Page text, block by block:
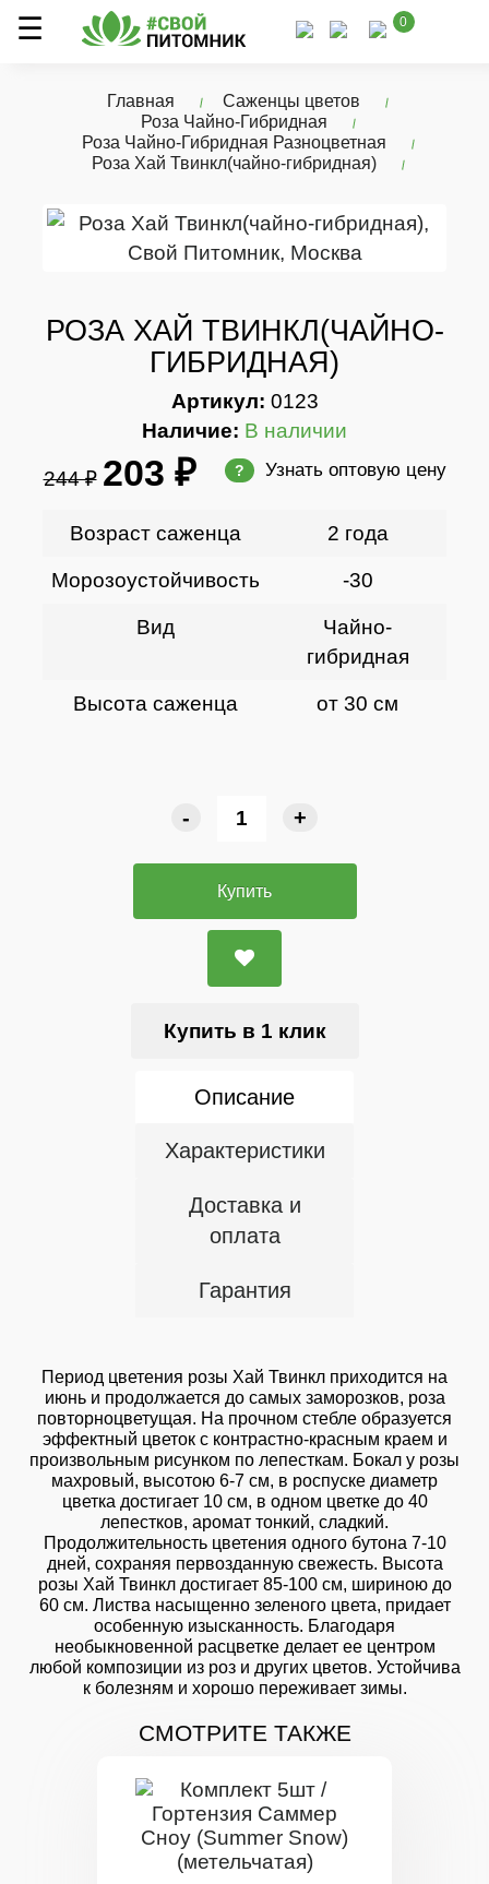
0
Главная
Саженцы цветов
Роза Чайно-Гибридная
Роза Чайно-Гибридная Разноцветная
Роза Хай Твинкл(чайно-гибридная)
РОЗА ХАЙ ТВИНКЛ(ЧАЙНО-
ГИБРИДНАЯ)
Артикул: 0123
Наличие: В наличии
244 ₽ 203 ₽ ? Узнать оптовую цену
Возраст саженца 2 года
Морозоустойчивость -30
Вид
Чайно-
гибридная
Высота саженца от 30 см
- +
Купить
Купить в 1 клик
Описание
Характеристики
Доставка и
оплата
Гарантия
Период цветения розы Хай Твинкл приходится на
июнь и продолжается до самых заморозков, роза
повторноцветущая. На прочном стебле образуется
эффектный цветок с контрастно-красным краем и
произвольным рисунком по лепесткам. Бокал у розы
махровый, высотою 6-7 см, в роспуске диаметр
цветка достигает 10 см, в одном цветке до 40
лепестков, аромат тонкий, сладкий.
Продолжительность цветения одного бутона 7-10
дней, сохраняя первозданную свежесть. Высота
розы Хай Твинкл достигает 85-100 см, шириною до
60 см. Листва насыщенно зеленого цвета, придает
особенную изысканность. Благодаря
необыкновенной расцветке делает ее центром
любой композиции из роз и других цветов. Устойчива
к болезням и хорошо переживает зимы.
СМОТРИТЕ ТАКЖЕ